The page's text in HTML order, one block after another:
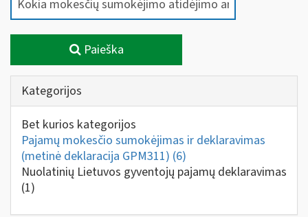
Paieška
Kategorijos
Bet kurios kategorijos
Pajamų mokesčio sumokėjimas ir deklaravimas
(metinė deklaracija GPM311) (6)
Nuolatinių Lietuvos gyventojų pajamų deklaravimas
(1)